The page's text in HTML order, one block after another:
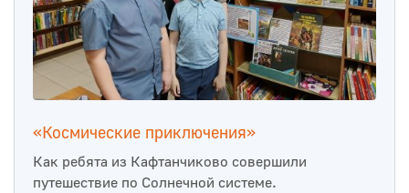
«Космические приключения»
Как ребята из Кафтанчиково совершили
путешествие по Солнечной системе.